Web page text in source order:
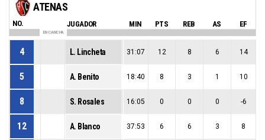
ATENAS
NO. JUGADOR MIN PTS REB AS EF
EN CANCHA
4 L. Lincheta 31:07 12 8 6 14
5 A. Benito 18:40 8 3 1 10
8 S. Rosales 16:05 0 0 0 -6
12 A. Blanco 37:53 6 6 3 8